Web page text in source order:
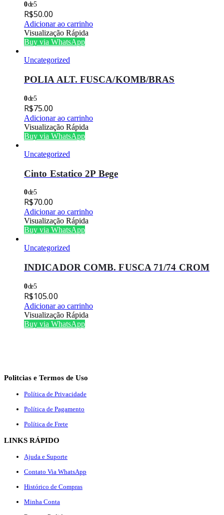
0de 5
R$50.00
Adicionar ao carrinho
Visualização Rápida
Buy via WhatsApp
Uncategorized
POLIA ALT. FUSCA/KOMB/BRAS
0de 5
R$75.00
Adicionar ao carrinho
Visualização Rápida
Buy via WhatsApp
Uncategorized
Cinto Estatico 2P Bege
0de 5
R$70.00
Adicionar ao carrinho
Visualização Rápida
Buy via WhatsApp
Uncategorized
INDICADOR COMB. FUSCA 71/74 CROM
0de 5
R$105.00
Adicionar ao carrinho
Visualização Rápida
Buy via WhatsApp
Politcias e Termos de Uso
Política de Privacidade
Política de Pagamento
Política de Frete
LINKS RÁPIDO
Ajuda e Suporte
Contato Via WhatsApp
Histórico de Compras
Minha Conta